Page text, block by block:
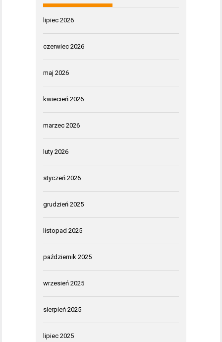
lipiec 2026
czerwiec 2026
maj 2026
kwiecień 2026
marzec 2026
luty 2026
styczeń 2026
grudzień 2025
listopad 2025
październik 2025
wrzesień 2025
sierpień 2025
lipiec 2025